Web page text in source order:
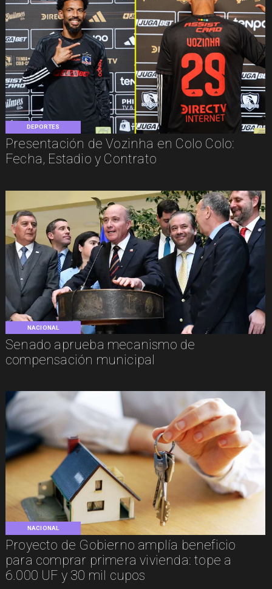
DEPORTES
Presentación de Vozinha en Colo Colo:
Fecha, Estadio y Contrato
NACIONAL
Senado aprueba mecanismo de
compensación municipal
NACIONAL
Proyecto de Gobierno amplía beneficio
para comprar primera vivienda: tope a
6.000 UF y 30 mil cupos